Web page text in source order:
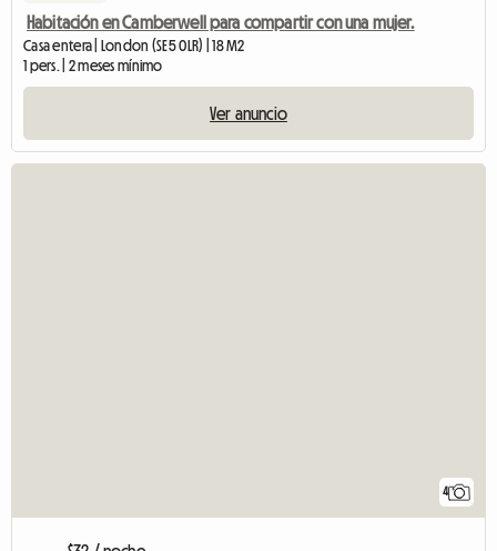
Habitación en Camberwell para compartir con una mujer.
Casa entera | London (SE5 0LR) | 18 M2
1 pers. | 2 meses mínimo
Ver anuncio
4